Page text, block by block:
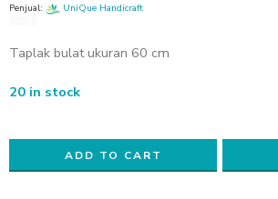
Penjual: UniQue Handicraft
out
Taplak bulat ukuran 60 cm
20 in stock
ADD TO CART